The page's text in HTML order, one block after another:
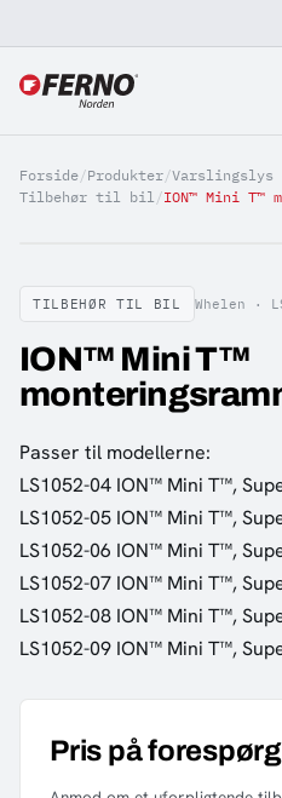
Jump to
Forside/Produkter/
Tilbehør til bil/
TILBEHØR TIL BIL Whelen ·
ION™ Mini T™
Passer til modellerne:
LS1052-04 ION™ Mini T™,
LS1052-05 ION™ Mini T™,
LS1052-06 ION™ Mini T™,
LS1052-07 ION™ Mini T™,
LS1052-08 ION™ Mini T™,
LS1052-09 ION™ Mini T™,
Pris på